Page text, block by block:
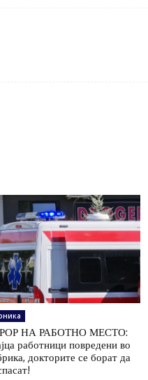
НА РАБОТНО МЕСТО:
работници повредени во
докторите се борат да